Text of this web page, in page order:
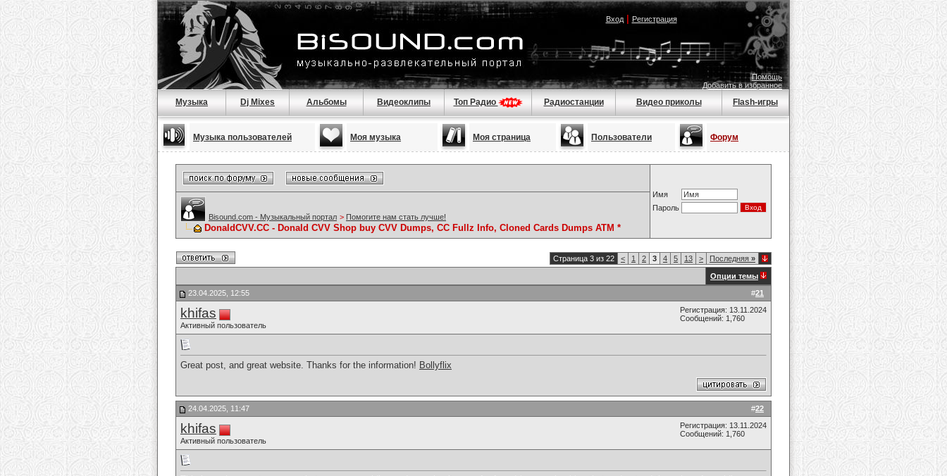
Вход| Регистрация
Помощь
Добавить в избранное
Музыка Dj Mixes Альбомы Видеоклипы Топ Радио Радиостанции Видео приколы Flash-игры
Музыка пользователей Моя музыка Моя страница Пользователи Форум
Имя
Пароль
Bisound.com - Музыкальный портал > Помогите нам стать лучше!
DonaldCVV.CC - Donald CVV Shop buy CVV Dumps, CC Fullz Info, Cloned Cards Dumps ATM *
Страница 3 из 22 < 1 2 3 4 5 13 > Последняя »
Опции темы
#21
23.04.2025, 12:55
khifas
Активный пользователь
Регистрация: 13.11.2024
Сообщений: 1,760
Great post, and great website. Thanks for the information! Bollyflix
#22
24.04.2025, 11:47
khifas
Активный пользователь
Регистрация: 13.11.2024
Сообщений: 1,760